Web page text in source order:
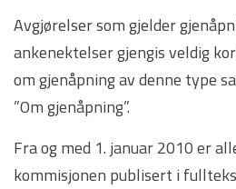
Avgjørelser som gjelder
ankenektelser gjengis veldig
om gjenåpning av denne type
”Om gjenåpning”.
Fra og med 1. januar 2010 er
kommisjonen publisert i